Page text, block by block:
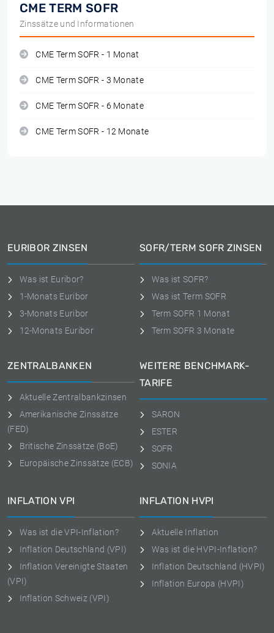
CME TERM SOFR
Zinssätze und Informationen
CME Term SOFR - 1 Monat
CME Term SOFR - 3 Monate
CME Term SOFR - 6 Monate
CME Term SOFR - 12 Monate
EURIBOR ZINSEN
Was ist Euribor?
1-Monats Euribor
3-Monats Euribor
12-Monats Euribor
SOFR/TERM SOFR ZINSEN
Was ist SOFR?
Was ist Term SOFR
Term SOFR 1 Monat
Term SOFR 3 Monate
ZENTRALBANKEN
Aktuelle Zentralbankzinsen
Amerikanische Zinssätze
(FED)
Britische Zinssätze (BoE)
Europäische Zinssätze (ECB)
WEITERE BENCHMARK-
TARIFE
SARON
ESTER
SOFR
SONIA
INFLATION VPI
Was ist die VPI-Inflation?
Inflation Deutschland (VPI)
Inflation Vereinigte Staaten
(VPI)
Inflation Schweiz (VPI)
INFLATION HVPI
Aktuelle Inflation
Was ist die HVPI-Inflation?
Inflation Deutschland (HVPI)
Inflation Europa (HVPI)